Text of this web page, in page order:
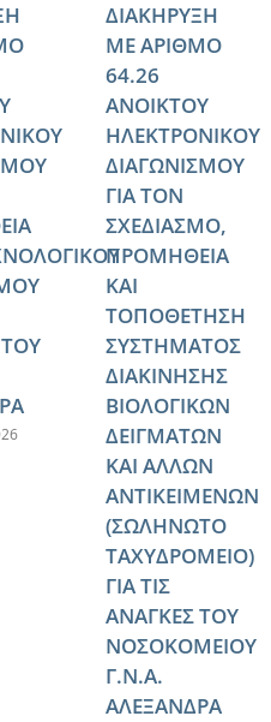
ΔΙΑΚΗΡΥΞΗ
ΜΕ ΑΡΙΘΜΟ
64.26
ΑΝΟΙΚΤΟΥ
ΗΛΕΚΤΡΟΝΙΚΟΥ
ΔΙΑΓΩΝΙΣΜΟΥ
ΓΙΑ ΤΟΝ
ΣΧΕΔΙΑΣΜΟ,
ΠΡΟΜΗΘΕΙΑ
ΚΑΙ
ΤΟΠΟΘΕΤΗΣΗ
ΣΥΣΤΗΜΑΤΟΣ
ΔΙΑΚΙΝΗΣΗΣ
ΒΙΟΛΟΓΙΚΩΝ
ΔΕΙΓΜΑΤΩΝ
ΚΑΙ ΑΛΛΩΝ
ΑΝΤΙΚΕΙΜΕΝΩΝ
(ΣΩΛΗΝΩΤΟ
ΤΑΧΥΔΡΟΜΕΙΟ)
ΓΙΑ ΤΙΣ
ΑΝΑΓΚΕΣ ΤΟΥ
ΝΟΣΟΚΟΜΕΙΟΥ
Γ.Ν.Α.
ΑΛΕΞΑΝΔΡΑ